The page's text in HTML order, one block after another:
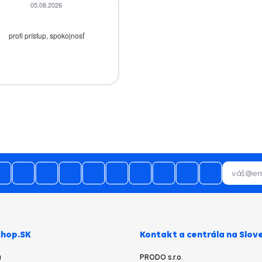
05.08.2026
profi prístup, spokojnosť
Kontakt a centrála na
PRODO s.r.o.